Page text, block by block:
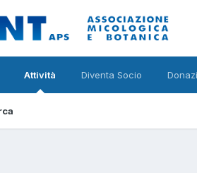
Attività Diventa Socio